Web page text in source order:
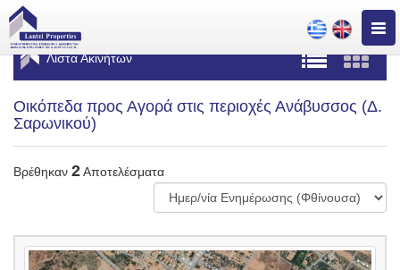
Λίστα Ακινήτων
Οικόπεδα προς Αγορά στις περιοχές Ανάβυσσος (Δ.
Σαρωνικού)
Βρέθηκαν 2Αποτελέσματα